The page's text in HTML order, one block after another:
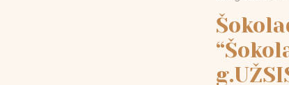
Šokoladinių
saldainių
rinkinys
"Šokolado